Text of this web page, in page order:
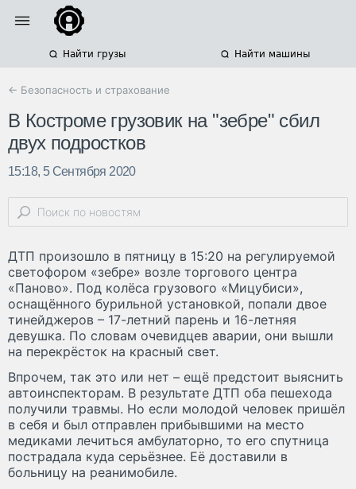
Найти грузы Найти машины
← Безопасность и страхование
В Костроме грузовик на "зебре" сбил
двух подростков
15:18, 5 Сентября 2020
ДТП произошло в пятницу в 15:20 на регулируемой
светофором «зебре» возле торгового центра
«Паново». Под колёса грузового «Мицубиси»,
оснащённого бурильной установкой, попали двое
тинейджеров – 17-летний парень и 16-летняя
девушка. По словам очевидцев аварии, они вышли
на перекрёсток на красный свет.
Впрочем, так это или нет – ещё предстоит выяснить
автоинспекторам. В результате ДТП оба пешехода
получили травмы. Но если молодой человек пришёл
в себя и был отправлен прибывшими на место
медиками лечиться амбулаторно, то его спутница
пострадала куда серьёзнее. Её доставили в
больницу на реанимобиле.